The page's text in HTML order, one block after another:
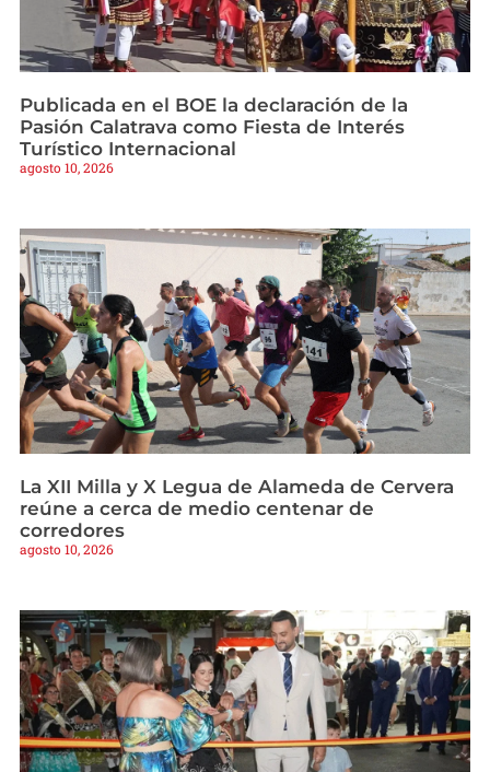
Publicada en el BOE la declaración de la
Pasión Calatrava como Fiesta de Interés
Turístico Internacional
agosto 10, 2026
La XII Milla y X Legua de Alameda de Cervera
reúne a cerca de medio centenar de
corredores
agosto 10, 2026